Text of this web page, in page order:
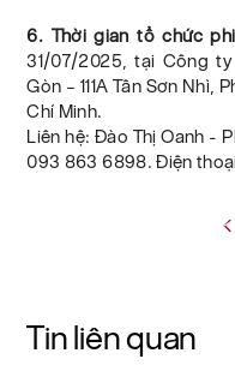
6. Thời gian tổ chức
31/07/2025, tại Công
Gòn – 111A Tân Sơn Nhì,
Chí Minh.
Liên hệ: Đào Thị Oanh -
093 863 6898. Điện
Tin liên quan